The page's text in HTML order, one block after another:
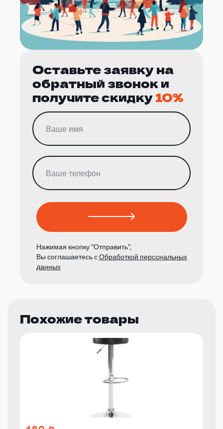
Оставьте заявку на
обратный звонок и
получите скидку10%
Нажимая кнопку “Отправить”,
Вы соглашаетесь сОбработкой персональных
данных
Похожие товары